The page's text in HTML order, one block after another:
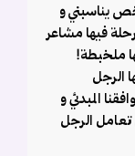
يناسبني و
فيها مشاعر
ملخبطة!
الرجل
المبدئي و
الرجل